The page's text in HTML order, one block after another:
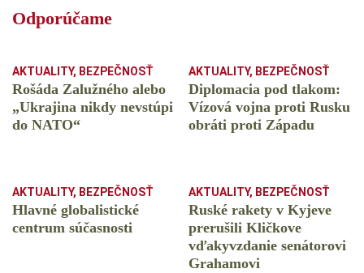
Odporúčame
AKTUALITY, BEZPEČNOSŤ
Rošáda Zalužného alebo
„Ukrajina nikdy nevstúpi
do NATO“
AKTUALITY, BEZPEČNOSŤ
Diplomacia pod tlakom:
Vízová vojna proti Rusku
obráti proti Západu
AKTUALITY, BEZPEČNOSŤ
Hlavné globalistické
centrum súčasnosti
AKTUALITY, BEZPEČNOSŤ
Ruské rakety v Kyjeve
prerušili Kličkove
vďakyvzdanie senátorovi
Grahamovi